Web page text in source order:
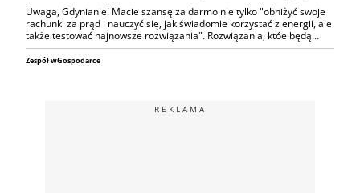
Uwaga, Gdynianie! Macie szansę za darmo nie tylko "obniżyć swoje
rachunki za prąd i nauczyć się, jak świadomie korzystać z energii, ale
także testować najnowsze rozwiązania". Rozwiązania, któe będą…
Zespół wGospodarce
REKLAMA